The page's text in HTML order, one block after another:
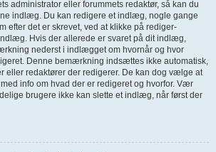
administrator eller forummets redaktør, så kan du
indlæg. Du kan redigere et indlæg, nogle gange
efter det er skrevet, ved at klikke på rediger-
Hvis der allerede er svaret på dit indlæg,
nederst i indlægget om hvornår og hvor
Denne bemærkning indsættes ikke automatisk,
eller redaktører der redigerer. De kan dog vælge at
info om hvad der er redigeret og hvorfor. Vær
brugere ikke kan slette et indlæg, når først der